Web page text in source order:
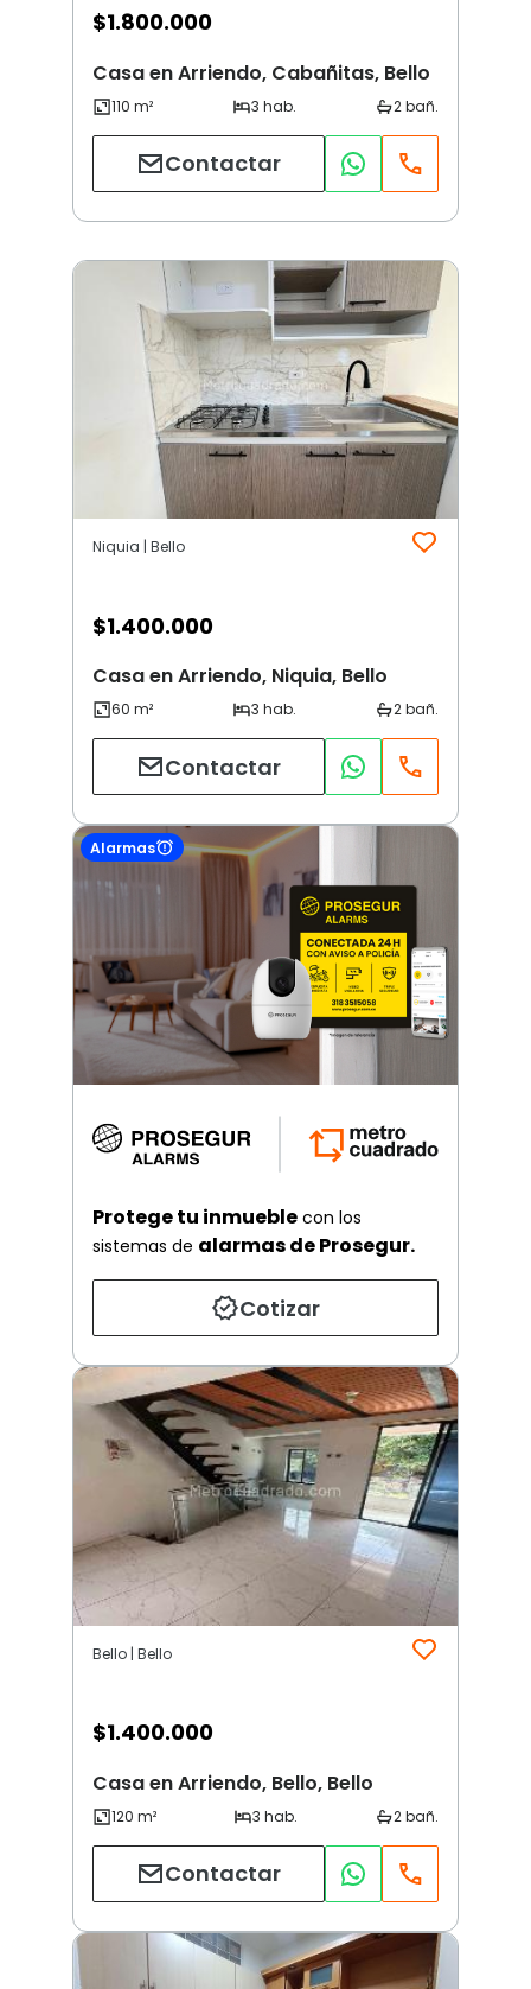
$1.800.000
Casa en Arriendo, Cabañitas, Bello
Contactar
Niquia | Bello
$1.400.000
Casa en Arriendo, Niquia, Bello
Contactar
Alarmas
Protege tu inmueble con los
sistemas de alarmas de Prosegur.
Cotizar
Bello | Bello
$1.400.000
Casa en Arriendo, Bello, Bello
Contactar